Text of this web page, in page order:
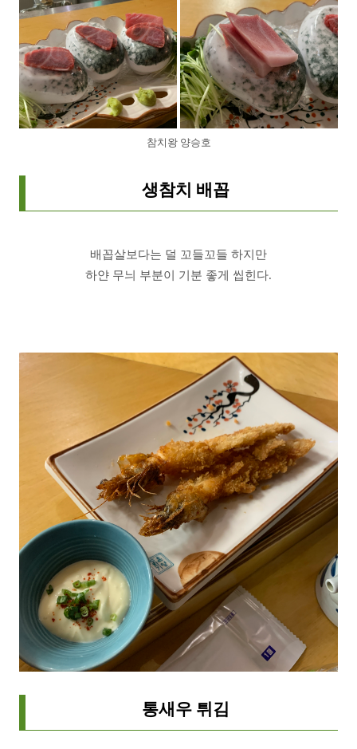
참치왕 양승호
생참치 배꼽
배꼽살보다는 덜 꼬들꼬들 하지만
하얀 무늬 부분이 기분 좋게 씹힌다.
통새우 튀김